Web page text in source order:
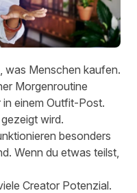
was Menschen kaufen.
Morgenroutine
einem Outfit-Post.
wird.
besonders
Wenn du etwas teilst,
Creator Potenzial.